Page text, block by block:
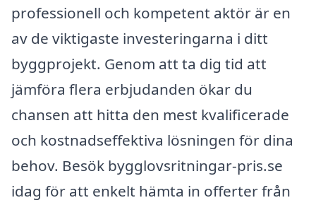
professionell och kompetent aktör är en
av de viktigaste investeringarna i ditt
byggprojekt. Genom att ta dig tid att
jämföra flera erbjudanden ökar du
chansen att hitta den mest kvalificerade
och kostnadseffektiva lösningen för dina
behov. Besök bygglovsritningar-pris.se
idag för att enkelt hämta in offerter från